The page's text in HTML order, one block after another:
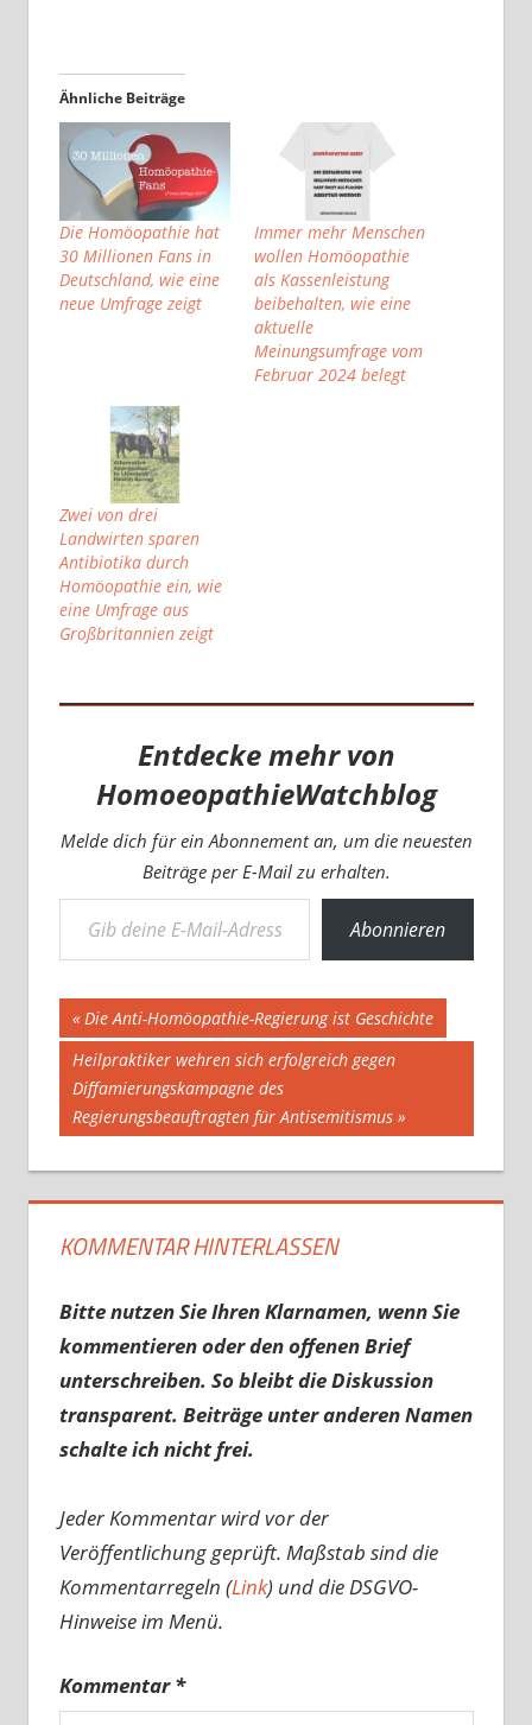
Ähnliche Beiträge
Die Homöopathie hat
30 Millionen Fans in
Deutschland, wie eine
neue Umfrage zeigt
Immer mehr Menschen
wollen Homöopathie
als Kassenleistung
beibehalten, wie eine
aktuelle
Meinungsumfrage vom
Februar 2024 belegt
Zwei von drei
Landwirten sparen
Antibiotika durch
Homöopathie ein, wie
eine Umfrage aus
Großbritannien zeigt
Entdecke mehr von
HomoeopathieWatchblog
Melde dich für ein Abonnement an, um die neuesten
Beiträge per E-Mail zu erhalten.
Gib deine E-Mail-Adresse ein ...
Abonnieren
Beitragsnavigation
Vorheriger
Beitrag:
Die Anti-Homöopathie-Regierung ist Geschichte
Nächster
Beitrag:
Heilpraktiker wehren sich erfolgreich gegen
Diffamierungskampagne des
Regierungsbeauftragten für Antisemitismus
KOMMENTAR HINTERLASSEN
Bitte nutzen Sie Ihren Klarnamen, wenn Sie
kommentieren oder den offenen Brief
unterschreiben. So bleibt die Diskussion
transparent. Beiträge unter anderen Namen
schalte ich nicht frei.
Jeder Kommentar wird vor der
Veröffentlichung geprüft. Maßstab sind die
Kommentarregeln (Link) und die DSGVO-
Hinweise im Menü.
Kommentar*